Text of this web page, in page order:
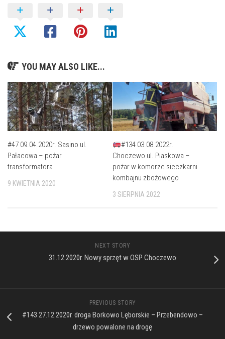
YOU MAY ALSO LIKE...
#47 09.04.2020r. Sasino ul.
Pałacowa – pożar
transformatora
9 KWIETNIA 2020
#134 03.08.2022r.
Choczewo ul. Piaskowa –
pożar w komorze sieczkarni
kombajnu zbożowego
3 SIERPNIA 2022
NEXT STORY
31.12.2020r. Nowy sprzęt w OSP Choczewo
PREVIOUS STORY
#143 27.12.2020r. droga Borkowo Lęborskie – Przebendowo –
drzewo powalone na drogę